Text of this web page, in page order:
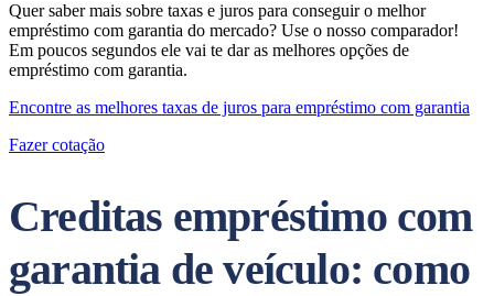
Quer saber mais sobre taxas e juros para conseguir o melhor
empréstimo com garantia do mercado? Use o nosso comparador!
Em poucos segundos ele vai te dar as melhores opções de
empréstimo com garantia.
Encontre as melhores taxas de juros para empréstimo com garantia
Fazer cotação
Creditas empréstimo com
garantia de veículo: como